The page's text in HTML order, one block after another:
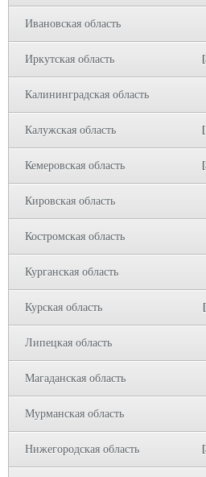
Ивановская область
Иркутская область
Калининградская область
Калужская область
Кемеровская область
Кировская область
Костромская область
Курганская область
Курская область
Липецкая область
Магаданская область
Мурманская область
Нижегородская область